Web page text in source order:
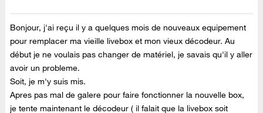
Bonjour, j'ai reçu il y a quelques mois de nouveaux equipement
pour remplacer ma vieille livebox et mon vieux décodeur. Au
début je ne voulais pas changer de matériel, je savais qu'il y aller
avoir un probleme.
Soit, je m'y suis mis.
Apres pas mal de galere pour faire fonctionner la nouvelle box,
je tente maintenant le décodeur ( il falait que la livebox soit